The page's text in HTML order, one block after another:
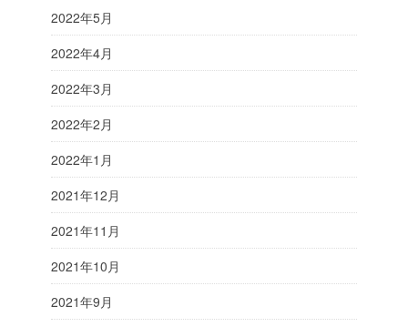
2022年5月
2022年4月
2022年3月
2022年2月
2022年1月
2021年12月
2021年11月
2021年10月
2021年9月